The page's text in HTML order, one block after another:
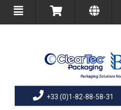
+33 (0)1-82-88-58-31